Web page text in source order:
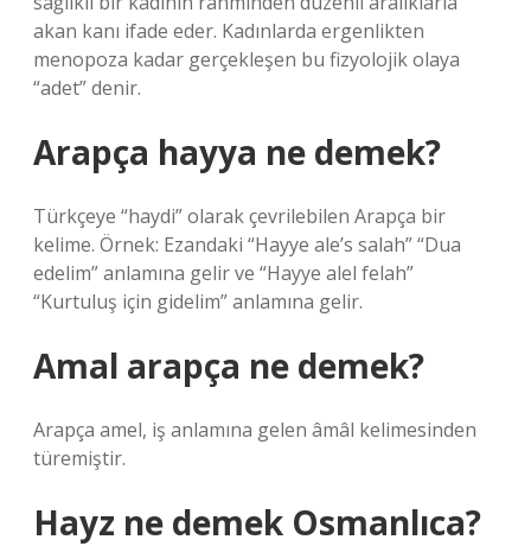
akan kanı ifade eder. Kadınlarda ergenlikten
menopoza kadar gerçekleşen bu fizyolojik olaya
“adet” denir.
Arapça hayya ne demek?
Türkçeye “haydi” olarak çevrilebilen Arapça bir
kelime. Örnek: Ezandaki “Hayye ale’s salah” “Dua
edelim” anlamına gelir ve “Hayye alel felah”
“Kurtuluş için gidelim” anlamına gelir.
Amal arapça ne demek?
Arapça amel, iş anlamına gelen âmâl kelimesinden
türemiştir.
Hayz ne demek Osmanlıca?